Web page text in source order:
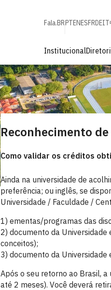
Fala.BRPTENESFRDEIT
Institucional
Reconhecimento
Como validar os créditos
Ainda na universidade de
preferência; ou inglês, se
Universidade / Faculdade /
1) ementas/programas das
2) documento da
conceitos);
3) documento da
Após o seu retorno ao Brasil,
até 2 meses). Você deverá